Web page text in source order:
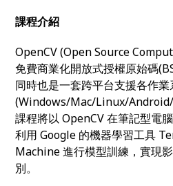
課程介紹
OpenCV (Open Source
免費商業化開放式授權原始碼
同時也是一套跨平台支援各作業
(Windows/Mac/Linux/
課程將以 OpenCV 在筆記型電
利用 Google 的機器學習工具
Machine 進行模型訓練，實現
別。